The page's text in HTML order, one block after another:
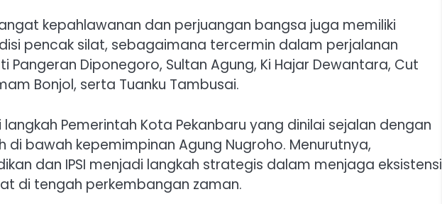
kepahlawanan dan perjuangan bangsa juga memiliki
pencak silat, sebagaimana tercermin dalam perjalanan
Pangeran Diponegoro, Sultan Agung, Ki Hajar Dewantara, Cut
Bonjol, serta Tuanku Tambusai.
Pemerintah Kota Pekanbaru yang dinilai sejalan dengan
bawah kepemimpinan Agung Nugroho. Menurutnya,
dan IPSI menjadi langkah strategis dalam menjaga eksistensi
di tengah perkembangan zaman.